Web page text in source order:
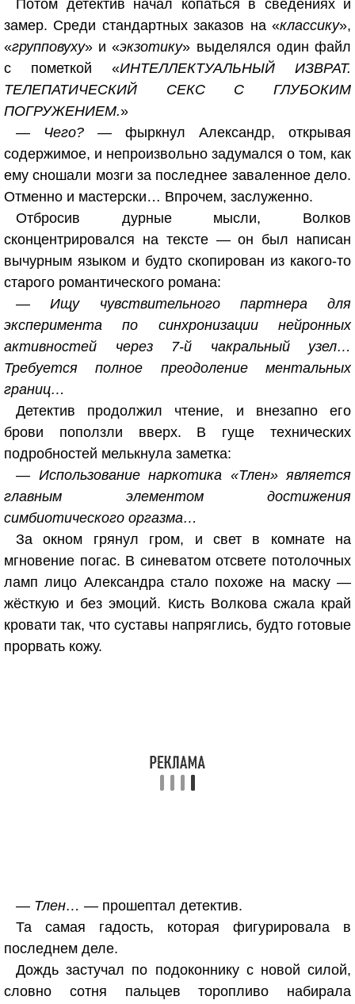
Потом детектив начал копаться в сведениях и
замер. Среди стандартных заказов на «классику»,
«групповуху» и «экзотику» выделялся один файл
с пометкой «ИНТЕЛЛЕКТУАЛЬНЫЙ ИЗВРАТ.
ТЕЛЕПАТИЧЕСКИЙ СЕКС С ГЛУБОКИМ
ПОГРУЖЕНИЕМ.»
— Чего? — фыркнул Александр, открывая
содержимое, и непроизвольно задумался о том, как
ему сношали мозги за последнее заваленное дело.
Отменно и мастерски… Впрочем, заслуженно.
Отбросив дурные мысли, Волков
сконцентрировался на тексте — он был написан
вычурным языком и будто скопирован из какого-то
старого романтического романа:
— Ищу чувствительного партнера для
эксперимента по синхронизации нейронных
активностей через 7-й чакральный узел…
Требуется полное преодоление ментальных
границ…
Детектив продолжил чтение, и внезапно его
брови поползли вверх. В гуще технических
подробностей мелькнула заметка:
— Использование наркотика «Тлен» является
главным элементом достижения
симбиотического оргазма…
За окном грянул гром, и свет в комнате на
мгновение погас. В синеватом отсвете потолочных
ламп лицо Александра стало похоже на маску —
жёсткую и без эмоций. Кисть Волкова сжала край
кровати так, что суставы напряглись, будто готовые
прорвать кожу.
— Тлен… — прошептал детектив.
Та самая гадость, которая фигурировала в
последнем деле.
Дождь застучал по подоконнику с новой силой,
словно сотня пальцев торопливо набирала